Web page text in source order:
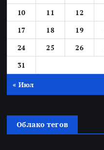
10
11 12
17
18 19
24
25 26
31
« Июл
Облако тегов